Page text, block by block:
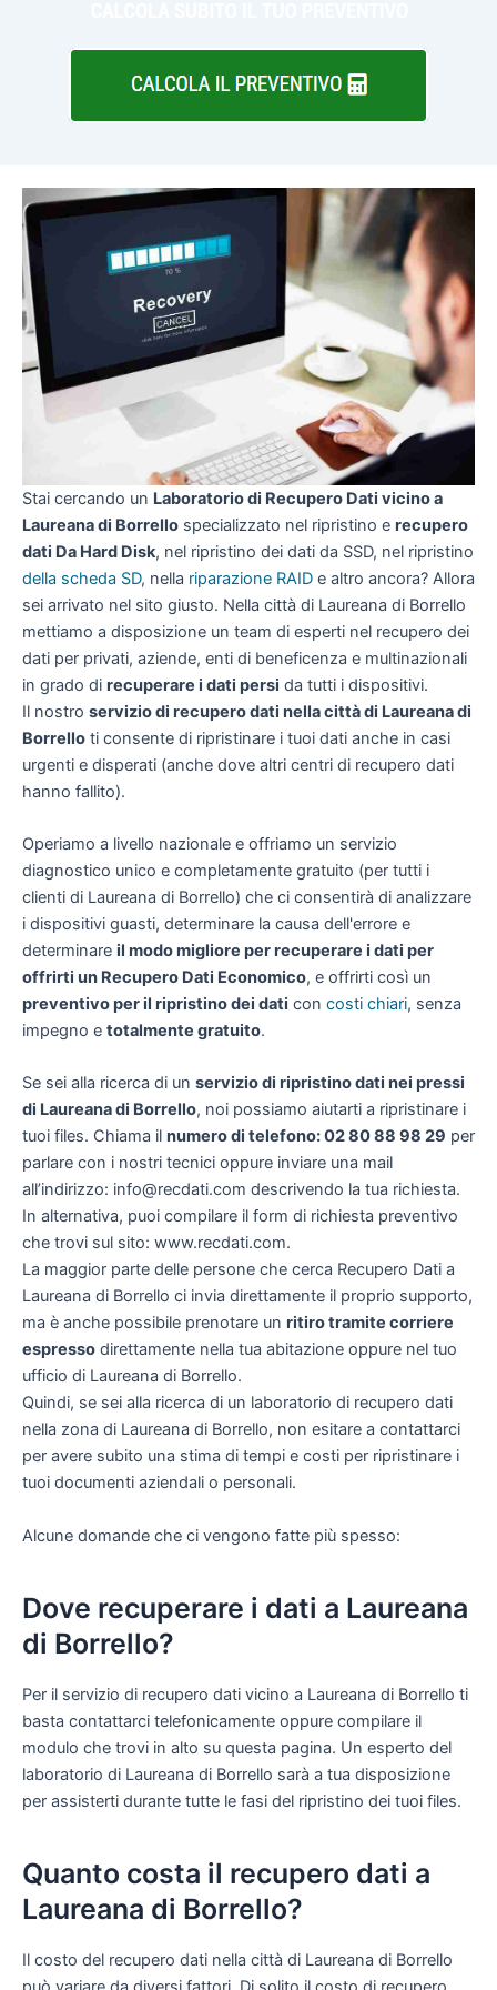
Stai cercando un Laboratorio di Recupero Dati vicino a
Laureana di Borrello specializzato nel ripristino e recupero
dati Da Hard Disk, nel ripristino dei dati da SSD, nel ripristino
della scheda SD, nella riparazione RAID e altro ancora? Allora
sei arrivato nel sito giusto. Nella città di Laureana di Borrello
mettiamo a disposizione un team di esperti nel recupero dei
dati per privati, aziende, enti di beneficenza e multinazionali
in grado di recuperare i dati persi da tutti i dispositivi.
Il nostro servizio di recupero dati nella città di Laureana di
Borrello ti consente di ripristinare i tuoi dati anche in casi
urgenti e disperati (anche dove altri centri di recupero dati
hanno fallito).
Operiamo a livello nazionale e offriamo un servizio
diagnostico unico e completamente gratuito (per tutti i
clienti di Laureana di Borrello) che ci consentirà di analizzare
i dispositivi guasti, determinare la causa dell'errore e
determinare il modo migliore per recuperare i dati per
offrirti un Recupero Dati Economico, e offrirti così un
preventivo per il ripristino dei dati con costi chiari, senza
impegno e totalmente gratuito.
Se sei alla ricerca di un servizio di ripristino dati nei pressi
di Laureana di Borrello, noi possiamo aiutarti a ripristinare i
tuoi files. Chiama il numero di telefono: 02 80 88 98 29 per
parlare con i nostri tecnici oppure inviare una mail
all’indirizzo: info@recdati.com descrivendo la tua richiesta.
In alternativa, puoi compilare il form di richiesta preventivo
che trovi sul sito: www.recdati.com.
La maggior parte delle persone che cerca Recupero Dati a
Laureana di Borrello ci invia direttamente il proprio supporto,
ma è anche possibile prenotare un ritiro tramite corriere
espresso direttamente nella tua abitazione oppure nel tuo
ufficio di Laureana di Borrello.
Quindi, se sei alla ricerca di un laboratorio di recupero dati
nella zona di Laureana di Borrello, non esitare a contattarci
per avere subito una stima di tempi e costi per ripristinare i
tuoi documenti aziendali o personali.
Alcune domande che ci vengono fatte più spesso:
Dove recuperare i dati a Laureana
di Borrello?
Per il servizio di recupero dati vicino a Laureana di Borrello ti
basta contattarci telefonicamente oppure compilare il
modulo che trovi in alto su questa pagina. Un esperto del
laboratorio di Laureana di Borrello sarà a tua disposizione
per assisterti durante tutte le fasi del ripristino dei tuoi files.
Quanto costa il recupero dati a
Laureana di Borrello?
Il costo del recupero dati nella città di Laureana di Borrello